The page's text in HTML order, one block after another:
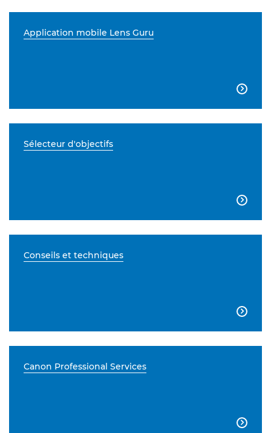
Application mobile Lens Guru

Sélecteur d'objectifs

Conseils et techniques

Canon Professional Services
